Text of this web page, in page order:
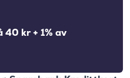
kr + 1% av